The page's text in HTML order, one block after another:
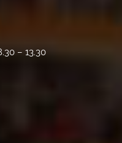
– 13.30